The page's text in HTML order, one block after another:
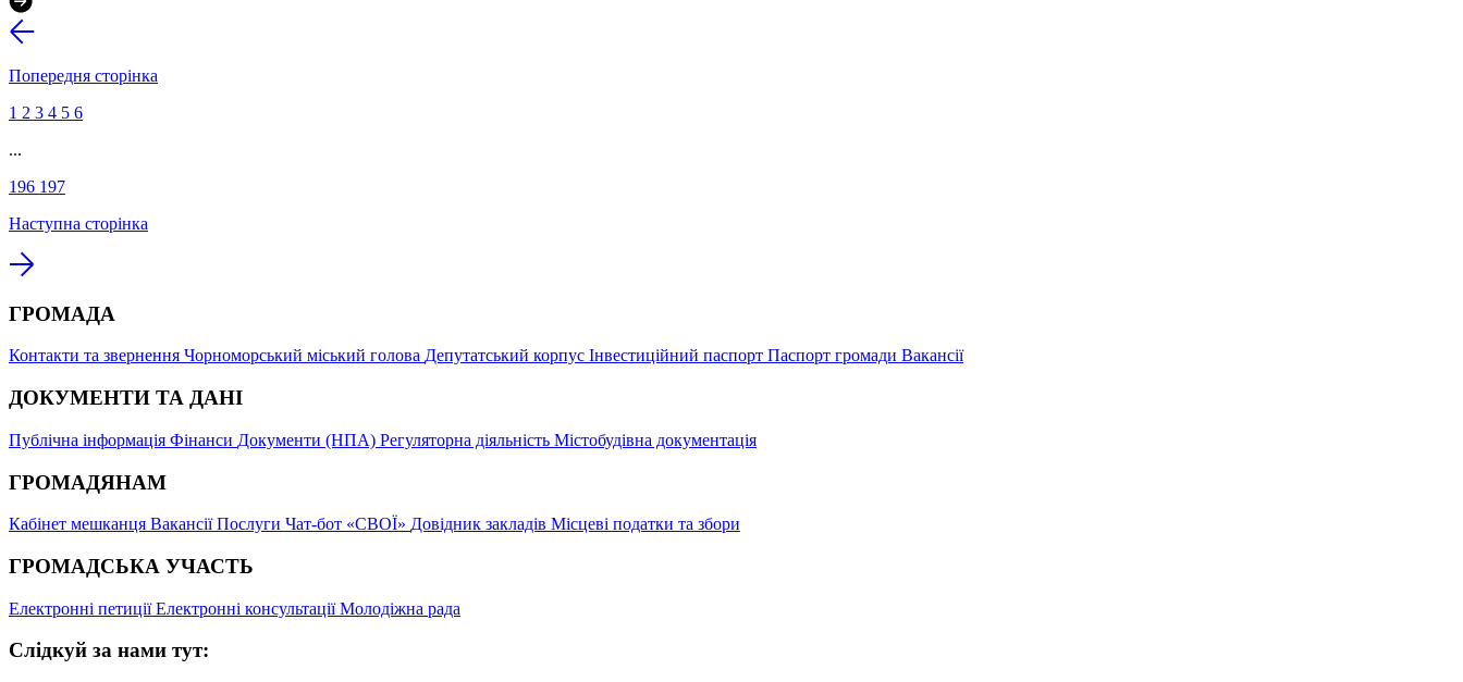
Попередня сторінка
1 2 3 4 5 6
...
196 197
Наступна сторінка
ГРОМАДА
Контакти та звернення Чорноморський міський голова Депутатський корпус Інвестиційний паспорт Паспорт громади Вакансії
ДОКУМЕНТИ ТА ДАНІ
Публічна інформація Фінанси Документи (НПА) Регуляторна діяльність Містобудівна документація
ГРОМАДЯНАМ
Кабінет мешканця ВакансіїПослуги Чат-бот «СВОЇ» Довідник закладів Місцеві податки та збори
ГРОМАДСЬКА УЧАСТЬ
Електронні петиціїЕлектронні консультаціїМолодіжна рада
Слідкуй за нами тут: